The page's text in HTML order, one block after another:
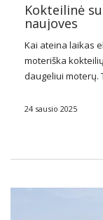
Kokteilinė
naujoves
Kai ateina laikas
moteriška
daugeliui moterų.
galimybę pabrėžti
24 sausio 2025